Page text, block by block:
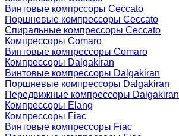
Винтовые компрссоры Ceccato
Поршневые компрессоры Ceccato
Спиральные компрессоры Ceccato
Компрессоры Comaro
Винтовые компрессоры Comaro
Компрессоры Dalgakiran
Винтовые компрессоры Dalgakiran
Поршневые компрессоры Dalgakiran
Передвижные компрессоры Dalgakiran
Компрессоры Elang
Компрессоры Fiac
Винтовые компрессоры Fiac